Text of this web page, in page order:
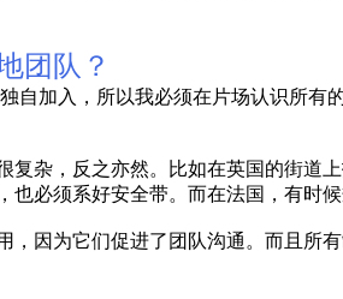
团队？
加入，所以我必须在片场认识所有
杂，反之亦然。比如在英国的街道
必须系好安全带。而在法国，有时候
因为它们促进了团队沟通。而且所